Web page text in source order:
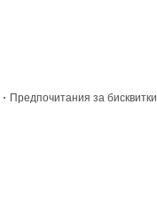
· Предпочитания за бисквитки